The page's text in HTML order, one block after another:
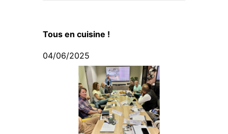
Tous en cuisine !
04/06/2025